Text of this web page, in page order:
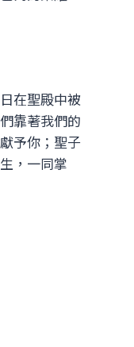
在聖殿中被
靠著我們的
予你；聖子
，一同掌